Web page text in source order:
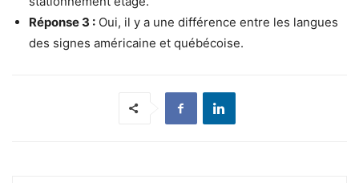
Réponse 3 : Oui, il y a une différence entre les langues
des signes américaine et québécoise.